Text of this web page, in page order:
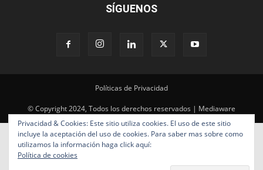
SÍGUENOS
Políticas de Privacidad
© Copyright 2024, Todos los derechos reservados | Mediaware
Privacidad & Cookies: Este sitio utiliza cookies. El uso de este sitio
incluye la aceptación del uso de cookies. Para saber mas sobre como
utilizamos la información haga click aquí:
Política de cookies